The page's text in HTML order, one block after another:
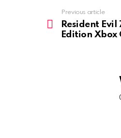
more
Previous article
Resident Evil
Edition Xbox